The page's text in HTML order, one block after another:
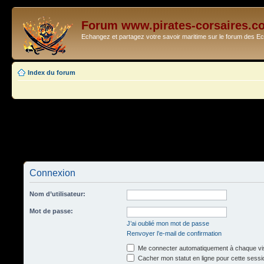
Forum www.pirates-
Echangez et partagez votre savoir maritime sur le forum des
Index du forum
Connexion
Nom d’utilisateur:
Mot de passe:
J’ai oublié mon mot de passe
Renvoyer l’e-mail de confirmation
Me connecter automatiquement à chaque
Cacher mon statut en ligne pour cette